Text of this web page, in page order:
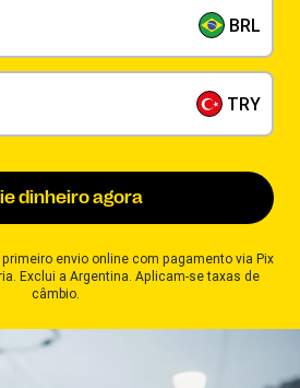
BRL
TRY
dinheiro agora
envio online com pagamento via Pix
Exclui a Argentina. Aplicam-se taxas de
câmbio.